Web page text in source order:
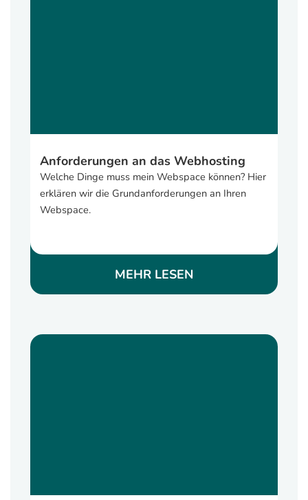
Anforderungen an das Webhosting
Welche Dinge muss mein Webspace können? Hier
erklären wir die Grundanforderungen an Ihren
Webspace.
MEHR LESEN